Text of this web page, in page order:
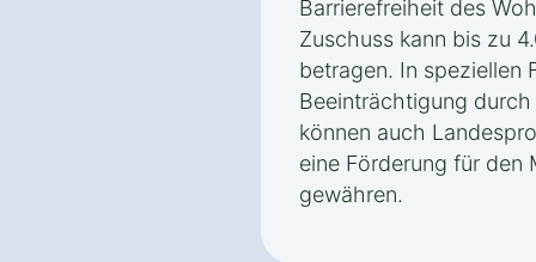
Barrierefreiheit des
Zuschuss kann bis zu
betragen. In speziellen
Beeinträchtigung
können auch
eine Förderung für den
gewähren.